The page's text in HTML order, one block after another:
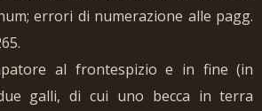
errori di numerazione alle pagg.
al frontespizio e in fine (in
galli, di cui uno becca in terra